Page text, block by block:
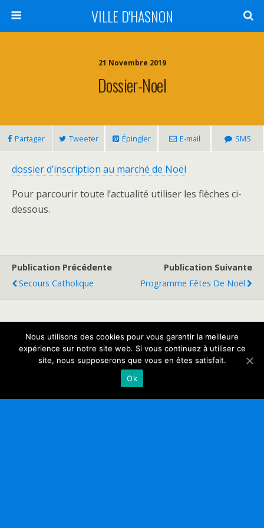
VILLE D'HASNON
21 Novembre 2019
Dossier-Noel
Partager Tweeter Épingler E-mail SMS
dossier d’inscription au marché de Noël
Pour parcourir toute l’actualité utiliser les flèches ci-
dessous.
Publication Précédente
Secours Catholique
Publication Suivante
Programme Fêtes De Noël
Retour au début
Mobile Bureau
Nous utilisons des cookies pour vous garantir la meilleure
expérience sur notre site web. Si vous continuez à utiliser ce
site, nous supposerons que vous en êtes satisfait.
Ok